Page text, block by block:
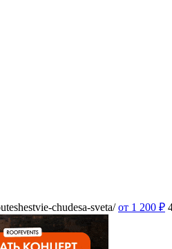
chudesa-sveta/ от 1 200 ₽